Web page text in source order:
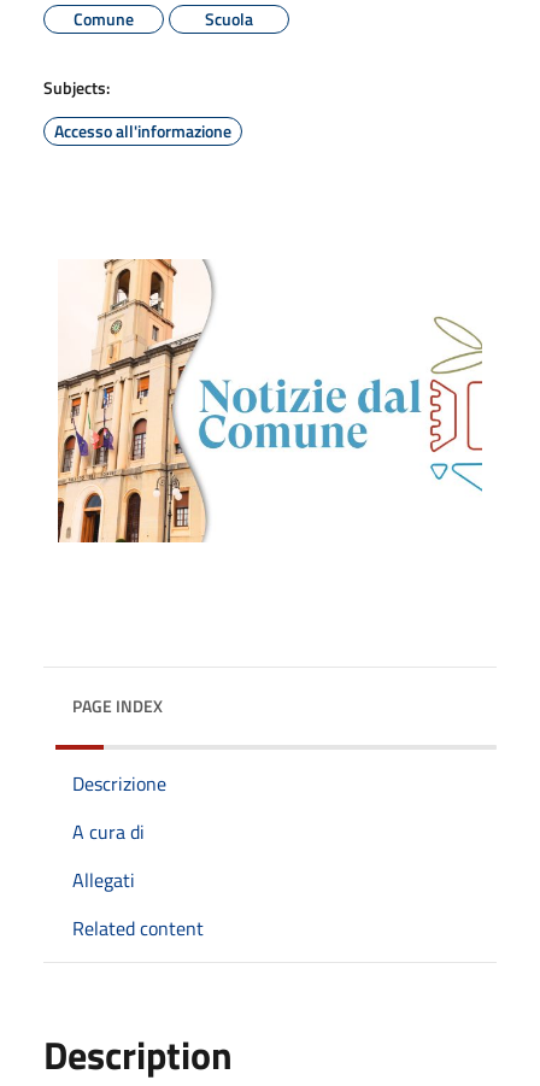
Comune
Scuola
Subjects:
Accesso all'informazione
PAGE INDEX
Descrizione
A cura di
Allegati
Related content
Description